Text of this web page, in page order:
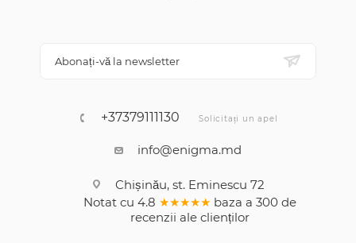
Abonați-vă la newsletter
+37379111130 Solicitați un apel
info@enigma.md
Chișinău, st. Eminescu 72
Notat cu 4.8 ★★★★★ baza a 300 de
recenzii ale clienților